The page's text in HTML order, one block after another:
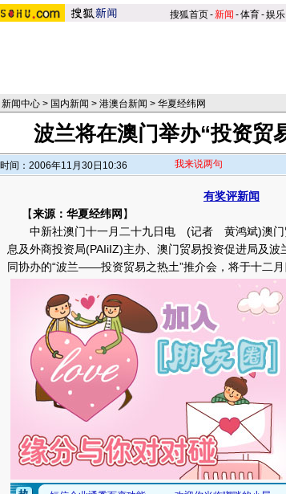
搜狐首页-新闻 -体育-娱乐
新闻中心 > 国内新闻 > 港澳台新闻 > 华夏经纬网
波兰将在澳门举办“投资贸
时间：2006年11月30日10:36 我来说两句
有奖评新闻
【来源：华夏经纬网 】
中新社澳门十一月二十九日电 (记者 黄鸿斌)澳门
息及外商投资局(PAIiIZ)主办、澳门贸易投资促进局及
同协办的“波兰――投资贸易之热土”推介会，将于十二